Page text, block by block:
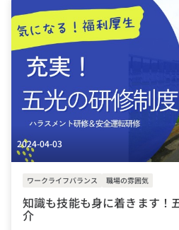
2024-04-03
ワークライフバランス 職場の雰囲気
知識も技能も身に着きます！
介